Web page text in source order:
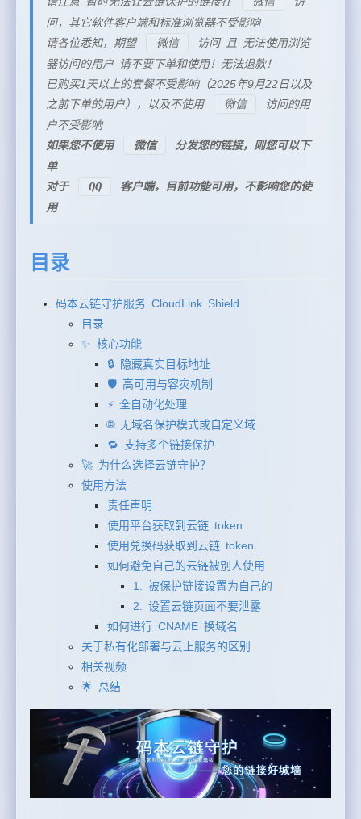
问，其它软件客户端和标准浏览器不受影响
请各位悉知，期望
微信
访问 且 无法使用浏览
器访问的用户 请不要下单和使用！无法退款！
已购买1天以上的套餐不受影响（2025年9月22日以及
之前下单的用户），以及不使用
微信
访问的用
户不受影响
如果您不使用
微信
分发您的链接，则您可以下
单
对于
QQ
客户端，目前功能可用，不影响您的使
用
目录
码本云链守护服务 CloudLink Shield
目录
✨ 核心功能
🔒 隐藏真实目标地址
🛡️ 高可用与容灾机制
⚡ 全自动化处理
🌐 无域名保护模式或自定义域
🔁 支持多个链接保护
🚀 为什么选择云链守护？
使用方法
责任声明
使用平台获取到云链 token
使用兑换码获取到云链 token
如何避免自己的云链被别人使用
1. 被保护链接设置为自己的
2. 设置云链页面不要泄露
如何进行 CNAME 换域名
关于私有化部署与云上服务的区别
相关视频
🌟 总结